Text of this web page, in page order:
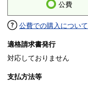
公費
公費での購入について
適格請求書発行
対応しておりません
支払方法等